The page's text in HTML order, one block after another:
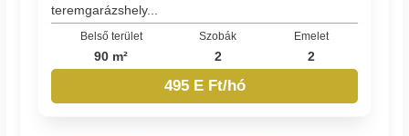
teremgarázshely...
Belső terület
90 m²
Szobák
2
Emelet
2
495 E Ft/hó